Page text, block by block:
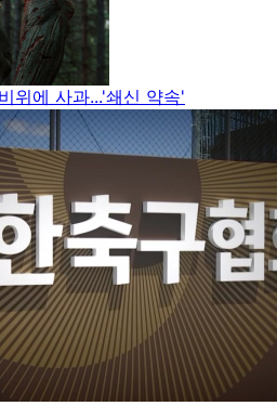
위에 사과...'쇄신 약속'